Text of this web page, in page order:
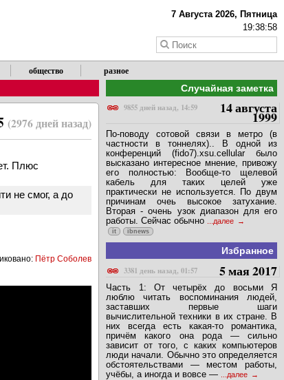
7 Августа 2026, Пятница
19:38:59
общество разное
(2976 дней назад)
Плюс
не смог, а до
Пётр Соболев
Случайная заметка
9855 дней назад, 14:59
14 августа
1999
По-поводу сотовой связи в метро (в
частности в тоннелях).. В одной из
конференций (fido7).xsu.cellular было
высказано интересное мнение, привожу
его полностью: Вообще-то щелевой
кабель для таких целей уже
практически не используется. По двум
причинам очеь высокое затухание.
Вторая - очень узок диапазон для его
работы. Сейчас обычно ...далее
it ibnews
Избранное
3381 день назад, 01:57
5 мая 2017
Часть 1: От четырёх до восьми Я
люблю читать воспоминания людей,
заставших первые шаги
вычислительной техники в их стране. В
них всегда есть какая-то романтика,
причём какого она рода — сильно
зависит от того, с каких компьютеров
люди начали. Обычно это определяется
обстоятельствами — местом работы,
учёбы, а иногда и вовсе —
...далее